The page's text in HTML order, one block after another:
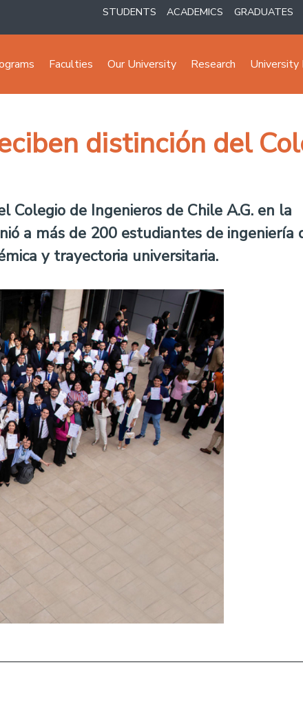
STUDENTS ACADEMICS GRADUATES
Faculties Our University Research University
distinción del
de Ingenieros de Chile A.G. en la
a más de 200 estudiantes de ingeniería
y trayectoria universitaria.